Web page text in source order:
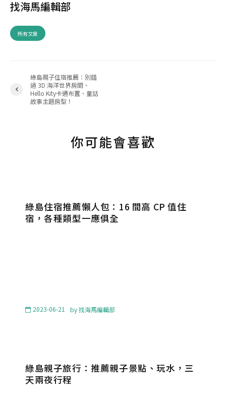
找海馬編輯部
所有文章
綠島親子住宿推薦：別錯
過 3D 海洋世界房間、
Hello Kity卡通布置、童話
故事主題房型！
你可能會喜歡
綠島住宿推薦懶人包：16 間高 CP 值住
宿，各種類型一應俱全
2023-06-21 by找海馬編輯部
綠島親子旅行：推薦親子景點、玩水，三
天兩夜行程